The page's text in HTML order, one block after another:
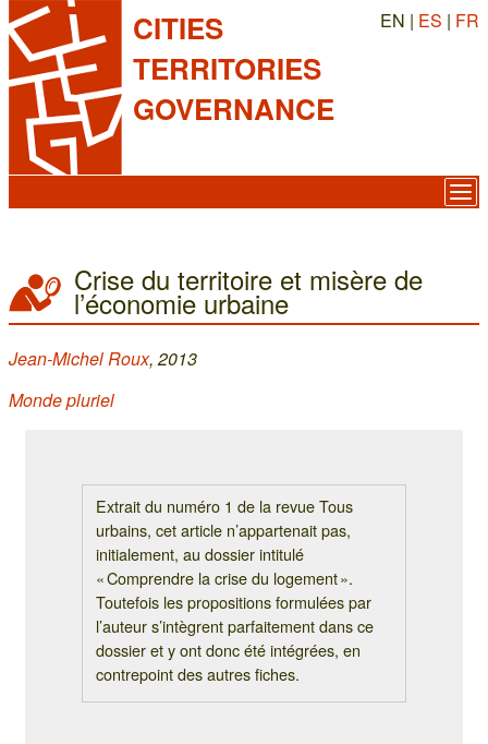
CITIES
TERRITORIES
GOVERNANCE
EN | ES | FR
Crise du territoire et misère de
l’économie urbaine
Jean-Michel Roux, 2013
Monde pluriel
Extrait du numéro 1 de la revue Tous
urbains, cet article n’appartenait pas,
initialement, au dossier intitulé
« Comprendre la crise du logement ».
Toutefois les propositions formulées par
l’auteur s’intègrent parfaitement dans ce
dossier et y ont donc été intégrées, en
contrepoint des autres fiches.